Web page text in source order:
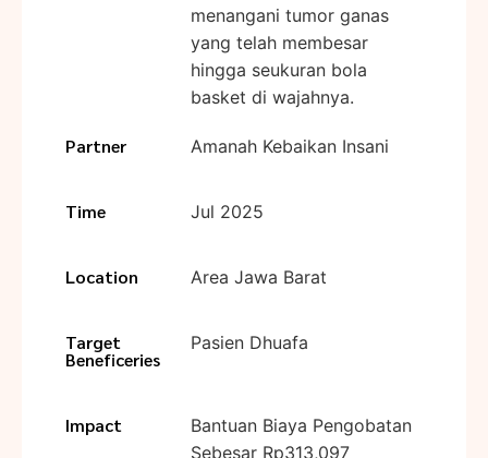
menangani tumor ganas
yang telah membesar
hingga seukuran bola
basket di wajahnya.
Partner Amanah Kebaikan Insani
Time Jul 2025
Location Area Jawa Barat
Target
Beneficeries
Pasien Dhuafa
Impact
Bantuan Biaya Pengobatan
Sebesar Rp313,097